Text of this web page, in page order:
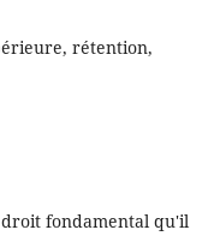
rétention,
fondamental qu'il